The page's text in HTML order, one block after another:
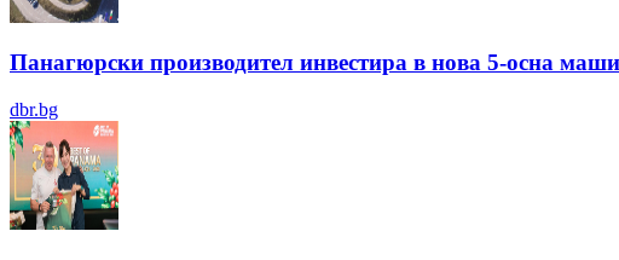
Панагюрски производител инвестира в нова 5-осна
dbr.bg